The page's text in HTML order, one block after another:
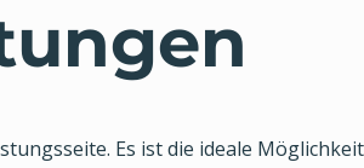
Es ist die ideale